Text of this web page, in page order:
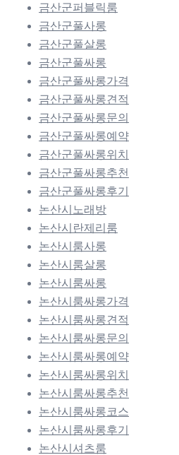
금산군퍼블릭룸
금산군풀사롱
금산군풀살롱
금산군풀싸롱
금산군풀싸롱가격
금산군풀싸롱견적
금산군풀싸롱문의
금산군풀싸롱예약
금산군풀싸롱위치
금산군풀싸롱추천
금산군풀싸롱후기
논산시노래방
논산시란제리룸
논산시룸사롱
논산시룸살롱
논산시룸싸롱
논산시룸싸롱가격
논산시룸싸롱견적
논산시룸싸롱문의
논산시룸싸롱예약
논산시룸싸롱위치
논산시룸싸롱추천
논산시룸싸롱코스
논산시룸싸롱후기
논산시셔츠룸